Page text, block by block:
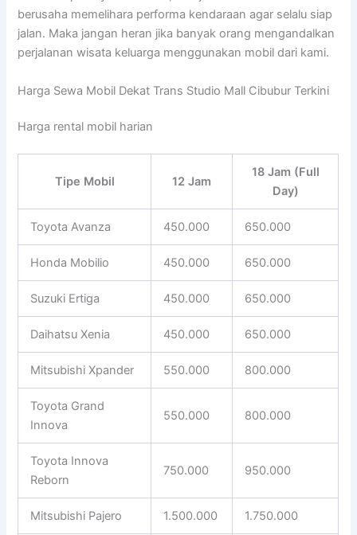
berusaha memelihara performa kendaraan agar selalu siap
jalan. Maka jangan heran jika banyak orang mengandalkan
perjalanan wisata keluarga menggunakan mobil dari kami.
Harga Sewa Mobil Dekat Trans Studio Mall Cibubur Terkini
Harga rental mobil harian
Tipe Mobil 12 Jam
18 Jam (Full
Day)
Toyota Avanza 450.000 650.000
Honda Mobilio 450.000 650.000
Suzuki Ertiga 450.000 650.000
Daihatsu Xenia 450.000 650.000
Mitsubishi Xpander 550.000 800.000
Toyota Grand
Innova
550.000 800.000
Toyota Innova
Reborn
750.000 950.000
Mitsubishi Pajero 1.500.000 1.750.000